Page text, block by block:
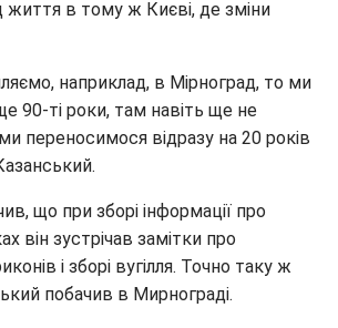
життя в тому ж Києві, де зміни
наприклад, в Мірноград, то ми
90-ті роки, там навіть ще не
переносимося відразу на 20 років
що при зборі інформації про
він зустрічав замітки про
і зборі вугілля. Точно таку ж
побачив в Мирнограді.